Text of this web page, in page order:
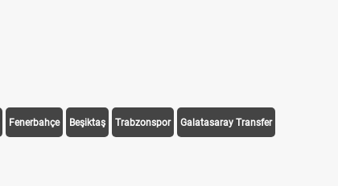
Fenerbahçe Beşiktaş Trabzonspor Galatasaray Transfer